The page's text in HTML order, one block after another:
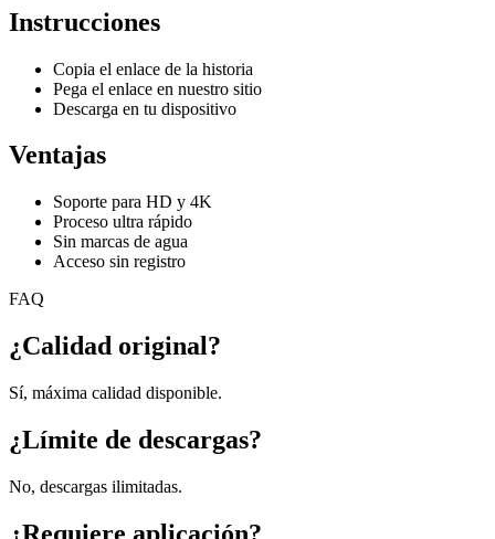
Instrucciones
Copia el enlace de la historia
Pega el enlace en nuestro sitio
Descarga en tu dispositivo
Ventajas
Soporte para HD y 4K
Proceso ultra rápido
Sin marcas de agua
Acceso sin registro
FAQ
¿Calidad original?
Sí, máxima calidad disponible.
¿Límite de descargas?
No, descargas ilimitadas.